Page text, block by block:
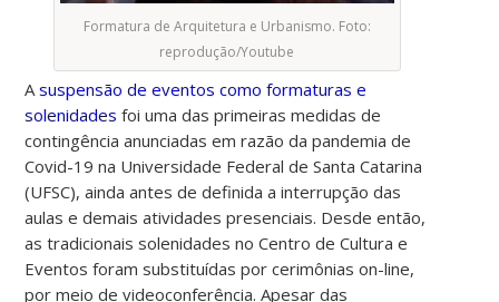
Formatura de Arquitetura e Urbanismo. Foto:
reprodução/Youtube
Asuspensão de eventos como formaturas e
solenidades foi uma das primeiras medidas de
contingência anunciadas em razão da pandemia de
Covid-19 na Universidade Federal de Santa Catarina
(UFSC), ainda antes de definida a interrupção das
aulas e demais atividades presenciais. Desde então,
as tradicionais solenidades no Centro de Cultura e
Eventos foram substituídas por cerimônias on-line,
por meio de videoconferência. Apesar das